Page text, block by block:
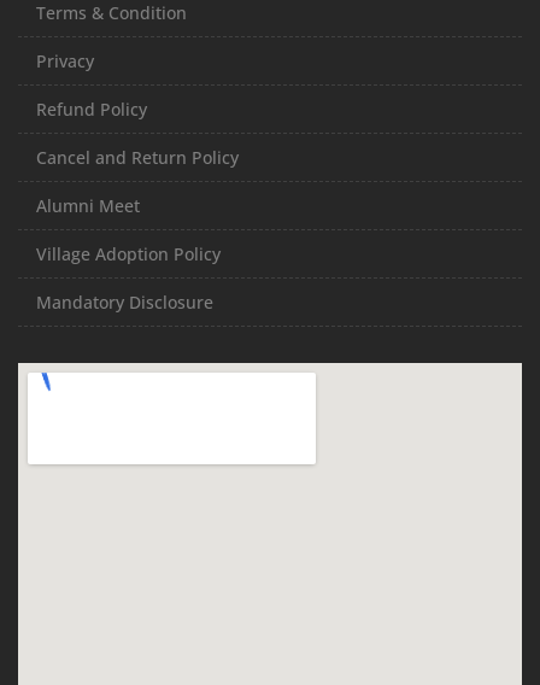
Terms & Condition
Privacy
Refund Policy
Cancel and Return Policy
Alumni Meet
Village Adoption Policy
Mandatory Disclosure